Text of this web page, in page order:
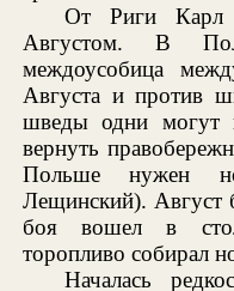
От Риги Карл
Августом. В
междоусобица
Августа и против
шведы одни могут
вернуть
Польше нужен
Лещинский). Август
боя вошел в
торопливо собирал
Началась